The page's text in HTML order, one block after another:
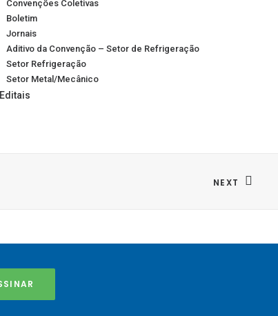
Convenções Coletivas
Boletim
Jornais
Aditivo da Convenção – Setor de Refrigeração
Setor Refrigeração
Setor Metal/Mecânico
Editais
NEXT